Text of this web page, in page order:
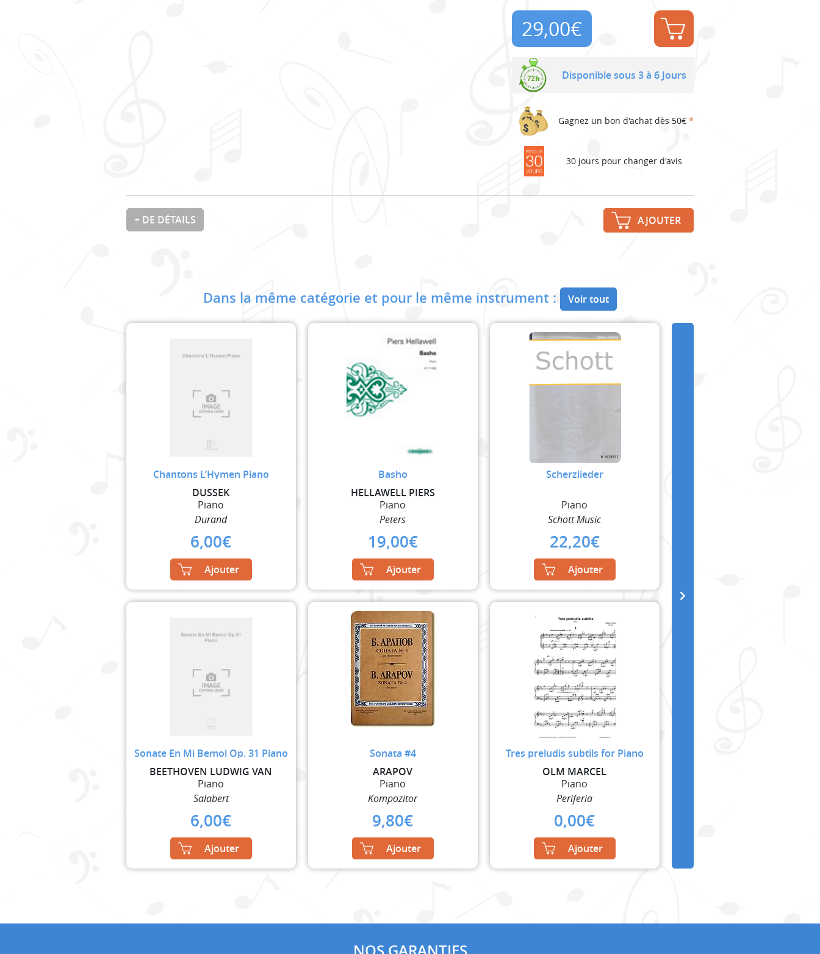
29,00€
Disponible sous 3 à 6 Jours
Gagnez un bon d'achat dès 50€ *
30 jours pour changer d'avis
+ DE DÉTAILS AJOUTER
Dans la même catégorie et pour le même instrument : Voir tout
Chantons L’Hymen Piano
DUSSEK
Piano
Durand
6,00€
Ajouter
Basho
HELLAWELL PIERS
Piano
Peters
19,00€
Ajouter
Scherzlieder
Piano
Schott Music
22,20€
Ajouter
Sonate En Mi Bemol Op. 31 Piano
BEETHOVEN LUDWIG VAN
Piano
Salabert
6,00€
Ajouter
Sonata #4
ARAPOV
Piano
Kompozitor
9,80€
Ajouter
Tres preludis subtils for Piano
OLM MARCEL
Piano
Periferia
0,00€
Ajouter
NOS GARANTIES